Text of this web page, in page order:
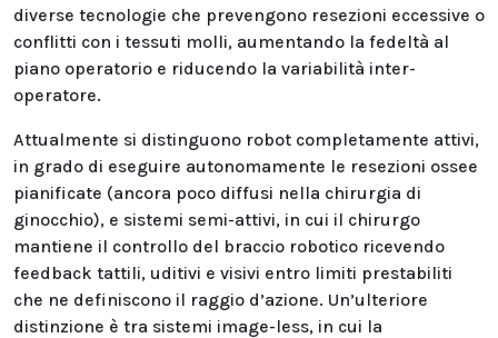
diverse tecnologie che prevengono resezioni eccessive o
conflitti con i tessuti molli, aumentando la fedeltà al
piano operatorio e riducendo la variabilità inter-
operatore.
Attualmente si distinguono robot completamente attivi,
in grado di eseguire autonomamente le resezioni ossee
pianificate (ancora poco diffusi nella chirurgia di
ginocchio), e sistemi semi-attivi, in cui il chirurgo
mantiene il controllo del braccio robotico ricevendo
feedback tattili, uditivi e visivi entro limiti prestabiliti
che ne definiscono il raggio d’azione. Un’ulteriore
distinzione è tra sistemi image-less, in cui la